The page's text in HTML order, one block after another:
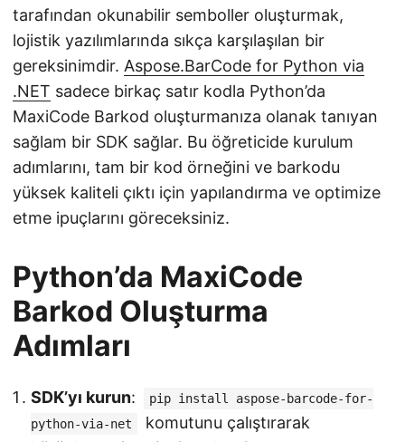
tarafından okunabilir semboller oluşturmak,
lojistik yazılımlarında sıkça karşılaşılan bir
gereksinimdir. Aspose.BarCode for Python via
.NET sadece birkaç satır kodla Python’da
MaxiCode Barkod oluşturmanıza olanak tanıyan
sağlam bir SDK sağlar. Bu öğreticide kurulum
adımlarını, tam bir kod örneğini ve barkodu
yüksek kaliteli çıktı için yapılandırma ve optimize
etme ipuçlarını göreceksiniz.
Python’da MaxiCode
Barkod Oluşturma
Adımları
SDK’yı kurun:
pip install aspose-barcode-for-
python-via-net
komutunu çalıştırarak